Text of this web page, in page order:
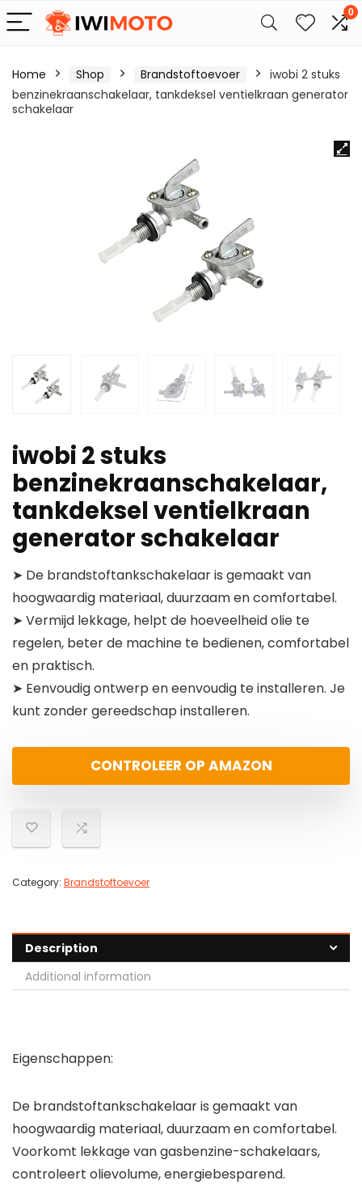
0
Home Shop Brandstoftoevoer
iwobi 2 stuks
benzinekraanschakelaar, tankdeksel ventielkraan generator
schakelaar
iwobi 2 stuks
benzinekraanschakelaar,
tankdeksel ventielkraan
generator schakelaar
➤ De brandstoftankschakelaar is gemaakt van
hoogwaardig materiaal, duurzaam en comfortabel.
➤ Vermijd lekkage, helpt de hoeveelheid olie te
regelen, beter de machine te bedienen, comfortabel
en praktisch.
➤ Eenvoudig ontwerp en eenvoudig te installeren. Je
kunt zonder gereedschap installeren.
CONTROLEER OP AMAZON
Category: Brandstoftoevoer
Description
Additional information
Eigenschappen:
De brandstoftankschakelaar is gemaakt van
hoogwaardig materiaal, duurzaam en comfortabel.
Voorkomt lekkage van gasbenzine-schakelaars,
controleert olievolume, energiebesparend.